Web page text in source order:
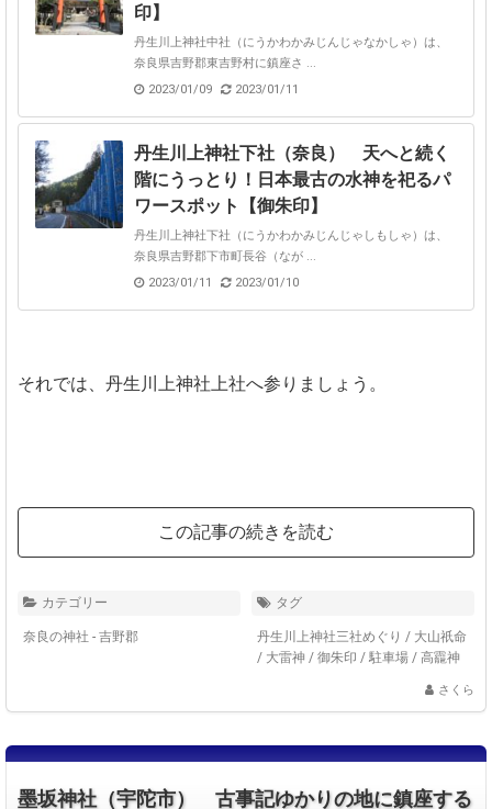
印】
丹生川上神社中社（にうかわかみじんじゃなかしゃ）は、
奈良県吉野郡東吉野村に鎮座さ ...
2023/01/09
2023/01/11
丹生川上神社下社（奈良） 天へと続く
階にうっとり！日本最古の水神を祀るパ
ワースポット【御朱印】
丹生川上神社下社（にうかわかみじんじゃしもしゃ）は、
奈良県吉野郡下市町長谷（なが ...
2023/01/11
2023/01/10
それでは、丹生川上神社上社へ参りましょう。
この記事の続きを読む
カテゴリー
奈良の神社 - 吉野郡
タグ
丹生川上神社三社めぐり / 大山祇命
/ 大雷神 / 御朱印 / 駐車場 / 高龗神
さくら
墨坂神社（宇陀市） 古事記ゆかりの地に鎮座する